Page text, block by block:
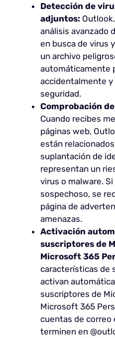
Detección de
adjuntos:
análisis avanzado
en busca de virus
un archivo
automáticamente
accidentalmente
seguridad.
Comprobación
Cuando recibes
páginas web,
están
suplantación de
representan un
virus o malware.
sospechoso, se
página de
amenazas.
Activación
suscriptores de
Microsoft 365
características de
activan
suscriptores de
Microsoft 365
cuentas de correo
terminen en